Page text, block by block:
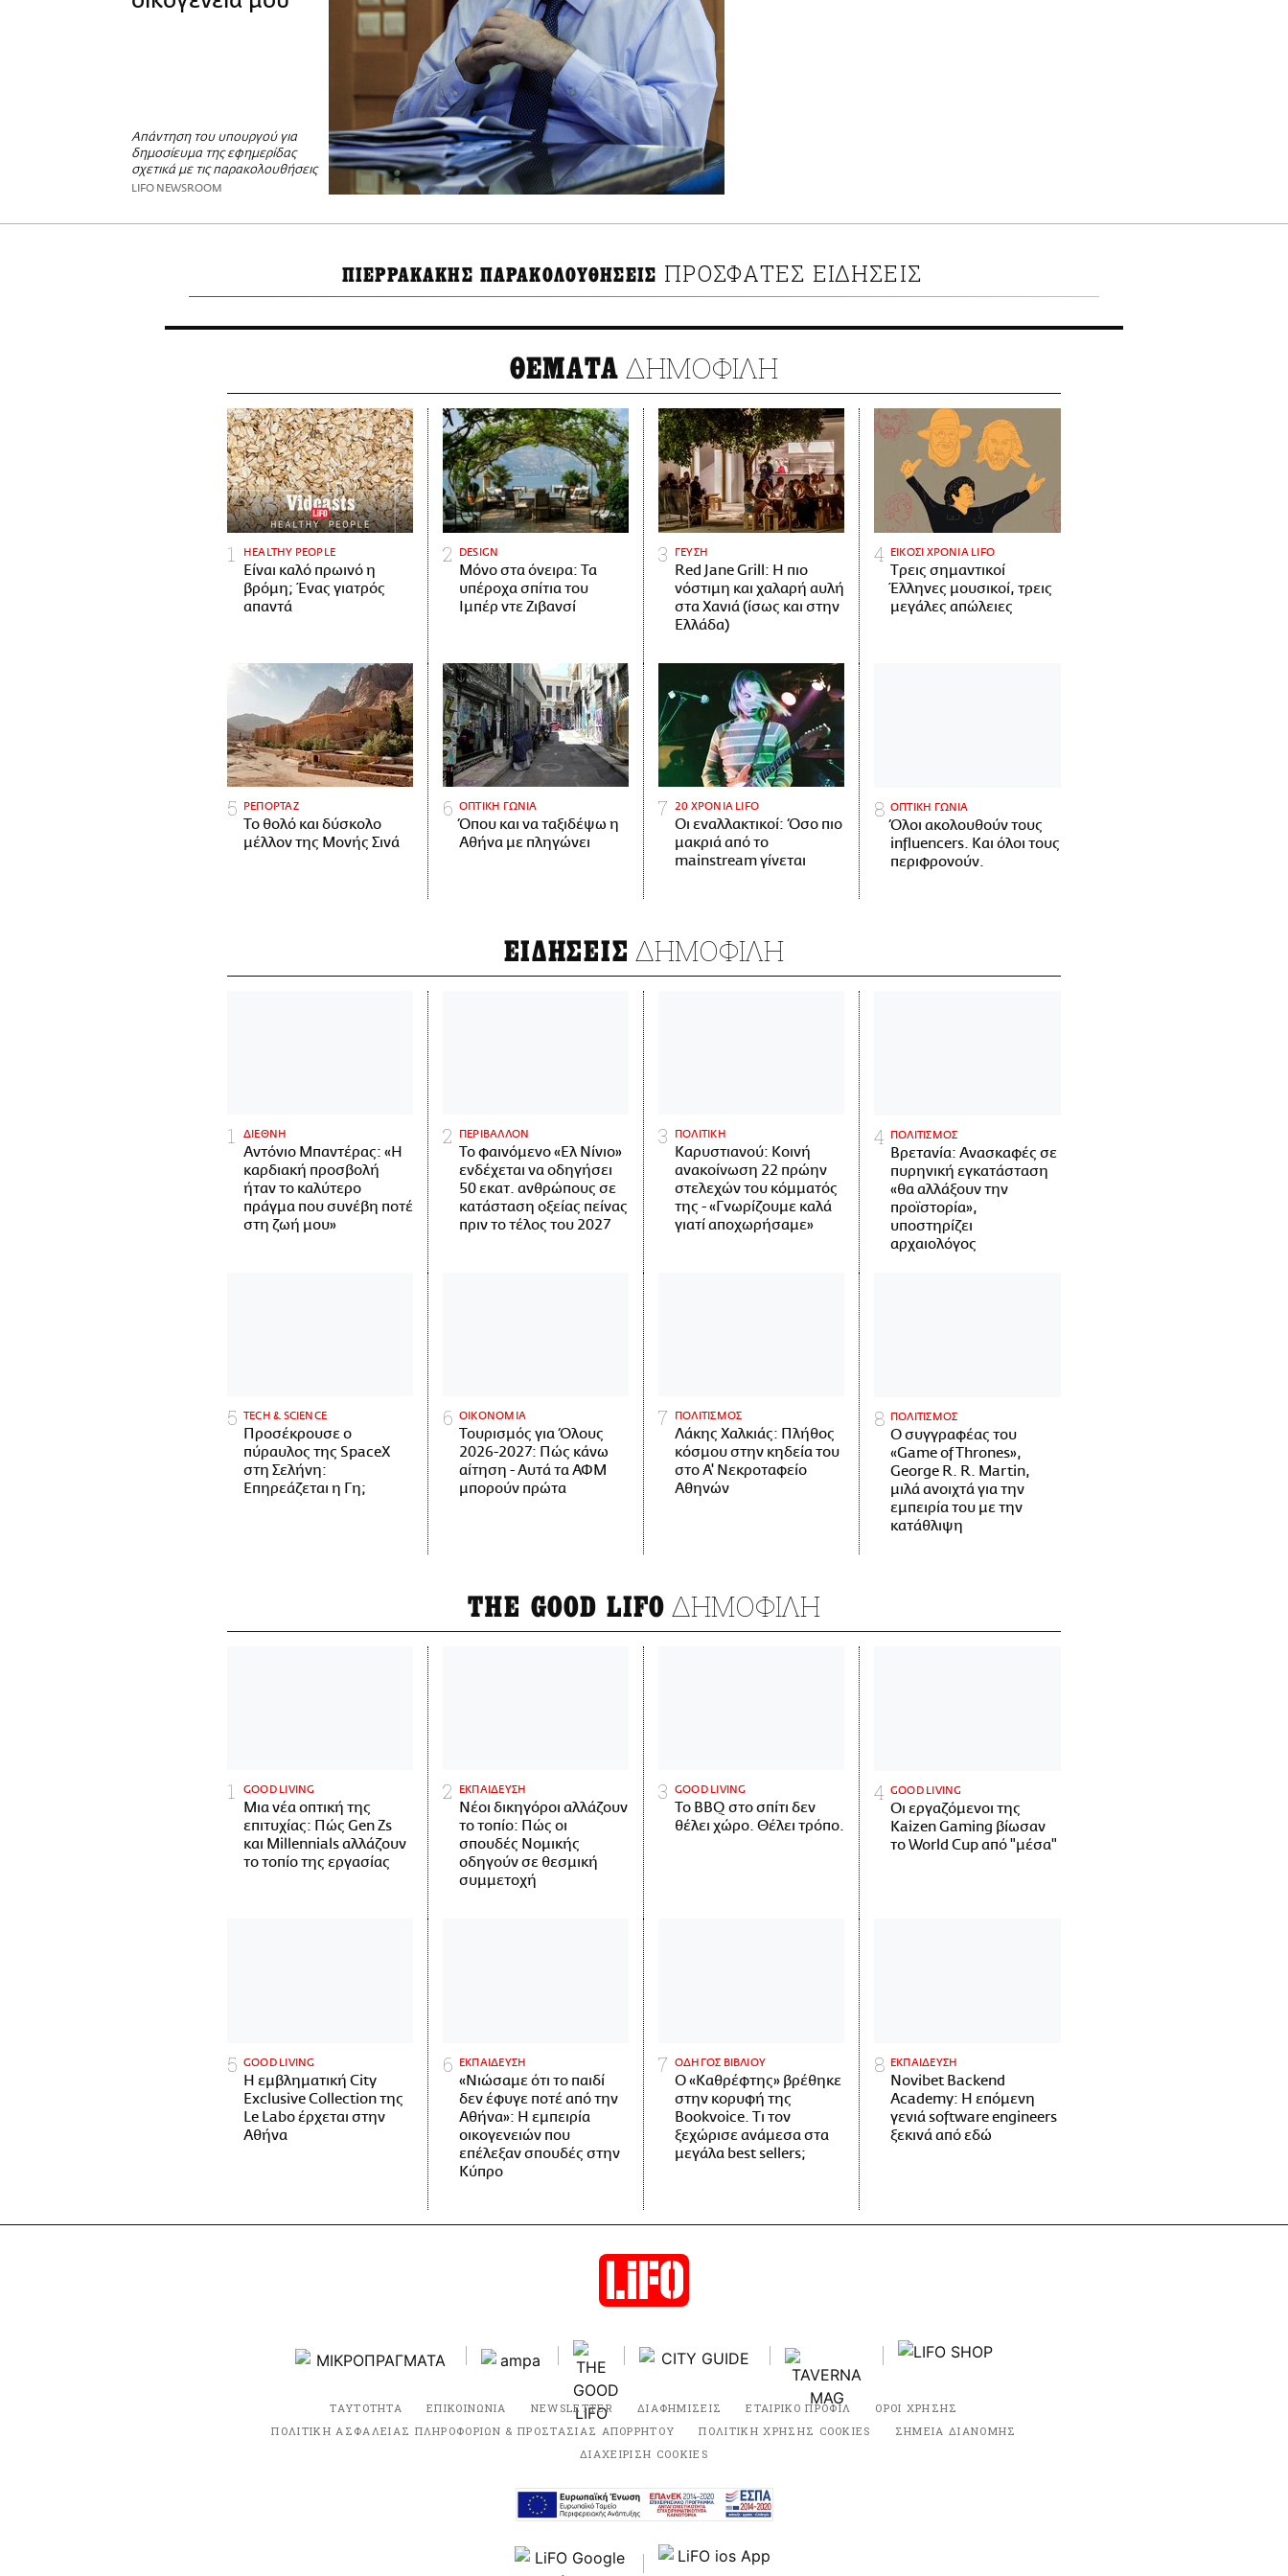
Απάντηση του υπουργού για
δημοσίευμα της εφημερίδας
σχετικά με τις παρακολουθήσεις
LIFO NEWSROOM
ΠΙΕΡΡΑΚΑΚΗΣ ΠΑΡΑΚΟΛΟΥΘΗΣΕΙΣ ΠΡΟΣΦΑΤΕΣ ΕΙΔΗΣΕΙΣ
ΘΕΜΑΤΑ ΔΗΜΟΦΙΛΗ
HEALTHY PEOPLE
Είναι καλό πρωινό η
βρόμη; Ένας γιατρός
απαντά
DESIGN
Μόνο στα όνειρα: Τα
υπέροχα σπίτια του
Ιμπέρ ντε Ζιβανσί
ΓΕΥΣΗ
Red Jane Grill: Η πιο
νόστιμη και χαλαρή αυλή
στα Χανιά (ίσως και στην
Ελλάδα)
ΕΙΚΟΣΙ ΧΡΟΝΙΑ LIFO
Tρεις σημαντικοί
Έλληνες μουσικοί, τρεις
μεγάλες απώλειες
ΡΕΠΟΡΤΑΖ
Το θολό και δύσκολο
μέλλον της Μονής Σινά
ΟΠΤΙΚΗ ΓΩΝΙΑ
Όπου και να ταξιδέψω η
Αθήνα με πληγώνει
20 ΧΡΟΝΙΑ LIFO
Οι εναλλακτικοί: Όσο πιο
μακριά από το
mainstream γίνεται
ΟΠΤΙΚΗ ΓΩΝΙΑ
Όλοι ακολουθούν τους
influencers. Και όλοι τους
περιφρονούν.
ΕΙΔΗΣΕΙΣ ΔΗΜΟΦΙΛΗ
ΔΙΕΘΝΗ
Αντόνιο Μπαντέρας: «Η
καρδιακή προσβολή
ήταν το καλύτερο
πράγμα που συνέβη ποτέ
στη ζωή μου»
ΠΕΡΙΒΑΛΛΟΝ
Το φαινόμενο «Ελ Νίνιο»
ενδέχεται να οδηγήσει
50 εκατ. ανθρώπους σε
κατάσταση οξείας πείνας
πριν το τέλος του 2027
ΠΟΛΙΤΙΚΗ
Καρυστιανού: Κοινή
ανακοίνωση 22 πρώην
στελεχών του κόμματός
της - «Γνωρίζουμε καλά
γιατί αποχωρήσαμε»
ΠΟΛΙΤΙΣΜΟΣ
Βρετανία: Ανασκαφές σε
πυρηνική εγκατάσταση
«θα αλλάξουν την
προϊστορία»,
υποστηρίζει
αρχαιολόγος
ΤECH & SCIENCE
Προσέκρουσε ο
πύραυλος της SpaceX
στη Σελήνη:
Επηρεάζεται η Γη;
ΟΙΚΟΝΟΜΙΑ
Τουρισμός για Όλους
2026-2027: Πώς κάνω
αίτηση - Αυτά τα ΑΦΜ
μπορούν πρώτα
ΠΟΛΙΤΙΣΜΟΣ
Λάκης Χαλκιάς: Πλήθος
κόσμου στην κηδεία του
στο Α' Νεκροταφείο
Αθηνών
ΠΟΛΙΤΙΣΜΟΣ
Ο συγγραφέας του
«Game of Thrones»,
George R. R. Martin,
μιλά ανοιχτά για την
εμπειρία του με την
κατάθλιψη
THE GOOD LIFO ΔΗΜΟΦΙΛΗ
GOOD LIVING
Μια νέα οπτική της
επιτυχίας: Πώς Gen Zs
και Millennials αλλάζουν
το τοπίο της εργασίας
ΕΚΠΑΙΔΕΥΣΗ
Νέοι δικηγόροι αλλάζουν
το τοπίο: Πώς οι
σπουδές Νομικής
οδηγούν σε θεσμική
συμμετοχή
GOOD LIVING
Το BBQ στο σπίτι δεν
θέλει χώρο. Θέλει τρόπο.
GOOD LIVING
Οι εργαζόμενοι της
Kaizen Gaming βίωσαν
το World Cup από "μέσα"
GOOD LIVING
Η εμβληματική City
Exclusive Collection της
Le Labo έρχεται στην
Αθήνα
ΕΚΠΑΙΔΕΥΣΗ
«Νιώσαμε ότι το παιδί
δεν έφυγε ποτέ από την
Αθήνα»: Η εμπειρία
οικογενειών που
επέλεξαν σπουδές στην
Κύπρο
ΟΔΗΓΟΣ ΒΙΒΛΙΟΥ
Ο «Καθρέφτης» βρέθηκε
στην κορυφή της
Bookvoice. Τι τον
ξεχώρισε ανάμεσα στα
μεγάλα best sellers;
ΕΚΠΑΙΔΕΥΣΗ
Novibet Backend
Academy: Η επόμενη
γενιά software engineers
ξεκινά από εδώ
ΤΑΥΤΟΤΗΤΑ ΕΠΙΚΟΙΝΩΝΙΑ NEWSLETTER ΔΙΑΦΗΜΙΣΕΙΣ ΕΤΑΙΡΙΚΟ ΠΡΟΦΙΛ
ΟΡΟΙ ΧΡΗΣΗΣ
ΠΟΛΙΤΙΚΗ ΑΣΦΑΛΕΙΑΣ ΠΛΗΡΟΦΟΡΙΩΝ & ΠΡΟΣΤΑΣΙΑΣ ΑΠΟΡΡΗΤΟΥ
ΠΟΛΙΤΙΚΗ ΧΡΗΣΗΣ COOKIES
ΣΗΜΕΙΑ ΔΙΑΝΟΜΗΣ
ΔΙΑΧΕΙΡΙΣΗ COOKIES